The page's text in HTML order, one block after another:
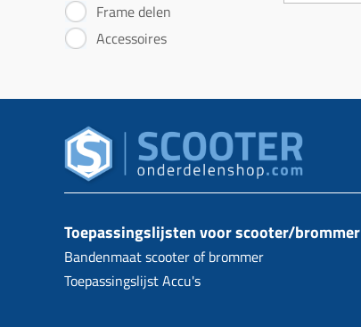
Frame delen
Accessoires
Toepassingslijsten voor scooter/brommer
Bandenmaat scooter of brommer
Toepassingslijst Accu's